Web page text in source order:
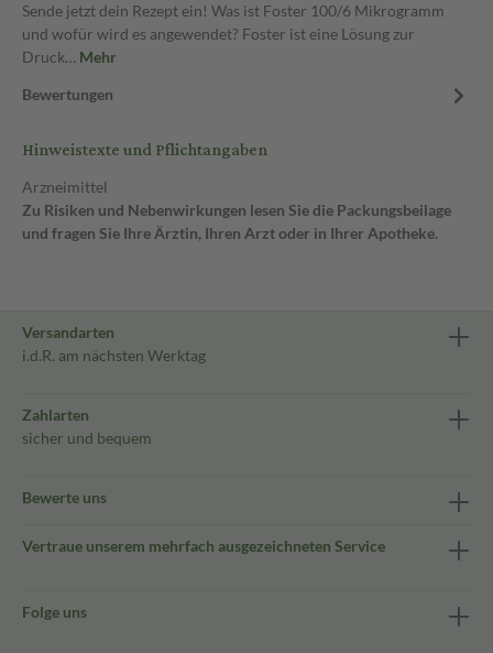
Sende jetzt dein Rezept ein! Was ist Foster 100/6 Mikrogramm
und wofür wird es angewendet? Foster ist eine Lösung zur
Druck… Mehr
Bewertungen
Hinweistexte und Pflichtangaben
Arzneimittel
Zu Risiken und Nebenwirkungen lesen Sie die Packungsbeilage
und fragen Sie Ihre Ärztin, Ihren Arzt oder in Ihrer Apotheke.
Versandarten
i.d.R. am nächsten Werktag
Zahlarten
sicher und bequem
Bewerte uns
Vertraue unserem mehrfach ausgezeichneten Service
Folge uns